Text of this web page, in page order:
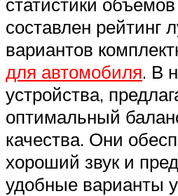
составлен рейтинг
вариантов
для автомобиля. В
устройства,
оптимальный
качества. Они
хороший звук и
удобные варианты